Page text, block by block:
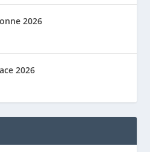
2026
2026